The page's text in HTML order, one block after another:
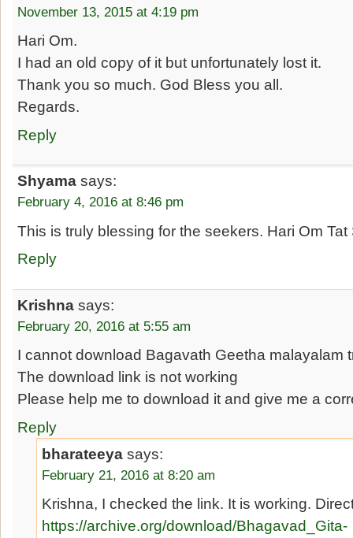
November 13, 2015 at 4:19 pm
Hari Om.
I had an old copy of it but unfortunately lost it.
Thank you so much. God Bless you all.
Regards.
Reply
Shyama says:
February 4, 2016 at 8:46 pm
This is truly blessing for the seekers. Hari Om Tat
Reply
Krishna says:
February 20, 2016 at 5:55 am
I cannot download Bagavath Geetha malayalam
The download link is not working
Please help me to download it and give me a
Reply
bharateeya says:
February 21, 2016 at 8:20 am
Krishna, I checked the link. It is working.
https://archive.org/download/Bhagavad_Gita-